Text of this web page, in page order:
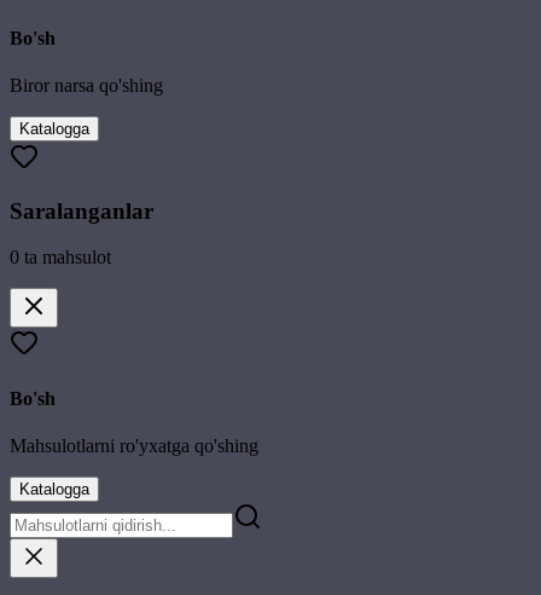
Bo'sh
Biror narsa qo'shing
Katalogga
Saralanganlar
0 ta mahsulot
Bo'sh
Mahsulotlarni ro'yxatga qo'shing
Katalogga